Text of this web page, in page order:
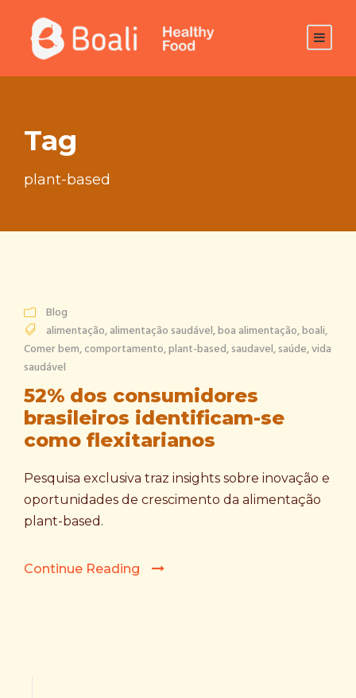
Tag
plant-based
Blog
alimentação,alimentação saudável,boa alimentação,boali,
Comer bem,comportamento,plant-based,saudavel,saúde,vida
saudável
52% dos consumidores
brasileiros identificam-se
como flexitarianos
Pesquisa exclusiva traz insights sobre inovação e
oportunidades de crescimento da alimentação
plant-based.
Continue Reading